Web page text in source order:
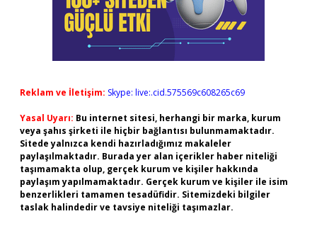
Reklam ve İletişim: Skype: live:.cid.575569c608265c69
Yasal Uyarı: Bu internet sitesi, herhangi bir marka, kurum
veya şahıs şirketi ile hiçbir bağlantısı bulunmamaktadır.
Sitede yalnızca kendi hazırladığımız makaleler
paylaşılmaktadır. Burada yer alan içerikler haber niteliği
taşımamakta olup, gerçek kurum ve kişiler hakkında
paylaşım yapılmamaktadır. Gerçek kurum ve kişiler ile isim
benzerlikleri tamamen tesadüfidir. Sitemizdeki bilgiler
taslak halindedir ve tavsiye niteliği taşımazlar.